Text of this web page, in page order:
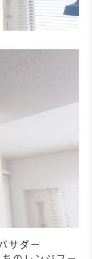
サダー